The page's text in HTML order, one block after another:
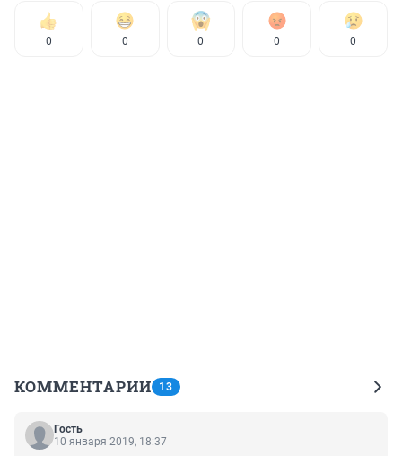
0 0 0 0 0
КОММЕНТАРИИ 13
Гость
10 января 2019, 18:37